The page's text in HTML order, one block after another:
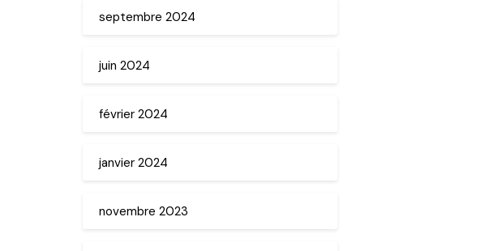
septembre 2024
juin 2024
février 2024
janvier 2024
novembre 2023